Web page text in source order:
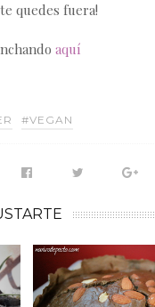
quedes fuera!
aquí
#VEGAN